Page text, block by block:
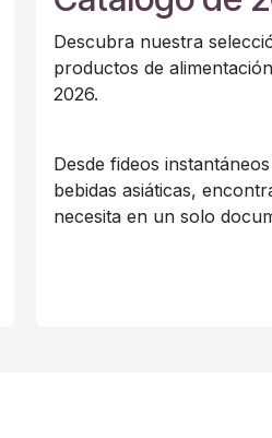
Descubra nuestra
productos de
2026.
Desde fideos
bebidas asiáticas,
necesita en un solo